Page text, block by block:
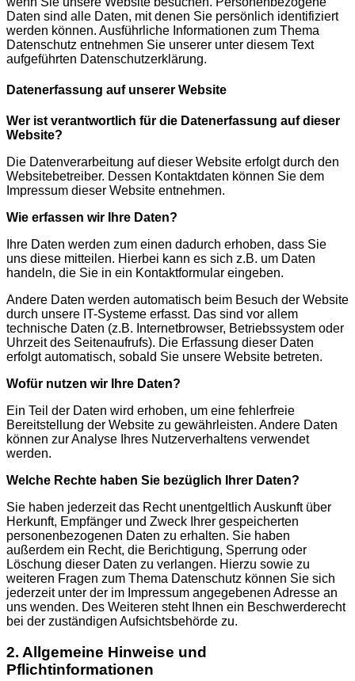
Daten sind alle Daten, mit denen Sie persönlich identifiziert
werden können. Ausführliche Informationen zum Thema
Datenschutz entnehmen Sie unserer unter diesem Text
aufgeführten Datenschutzerklärung.
Datenerfassung auf unserer Website
Wer ist verantwortlich für die Datenerfassung auf dieser
Website?
Die Datenverarbeitung auf dieser Website erfolgt durch den
Websitebetreiber. Dessen Kontaktdaten können Sie dem
Impressum dieser Website entnehmen.
Wie erfassen wir Ihre Daten?
Ihre Daten werden zum einen dadurch erhoben, dass Sie
uns diese mitteilen. Hierbei kann es sich z.B. um Daten
handeln, die Sie in ein Kontaktformular eingeben.
Andere Daten werden automatisch beim Besuch der Website
durch unsere IT-Systeme erfasst. Das sind vor allem
technische Daten (z.B. Internetbrowser, Betriebssystem oder
Uhrzeit des Seitenaufrufs). Die Erfassung dieser Daten
erfolgt automatisch, sobald Sie unsere Website betreten.
Wofür nutzen wir Ihre Daten?
Ein Teil der Daten wird erhoben, um eine fehlerfreie
Bereitstellung der Website zu gewährleisten. Andere Daten
können zur Analyse Ihres Nutzerverhaltens verwendet
werden.
Welche Rechte haben Sie bezüglich Ihrer Daten?
Sie haben jederzeit das Recht unentgeltlich Auskunft über
Herkunft, Empfänger und Zweck Ihrer gespeicherten
personenbezogenen Daten zu erhalten. Sie haben
außerdem ein Recht, die Berichtigung, Sperrung oder
Löschung dieser Daten zu verlangen. Hierzu sowie zu
weiteren Fragen zum Thema Datenschutz können Sie sich
jederzeit unter der im Impressum angegebenen Adresse an
uns wenden. Des Weiteren steht Ihnen ein Beschwerderecht
bei der zuständigen Aufsichtsbehörde zu.
2. Allgemeine Hinweise und
Pflichtinformationen